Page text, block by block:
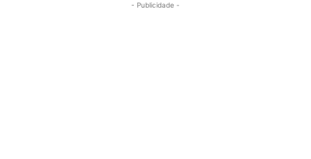
- Publicidade -